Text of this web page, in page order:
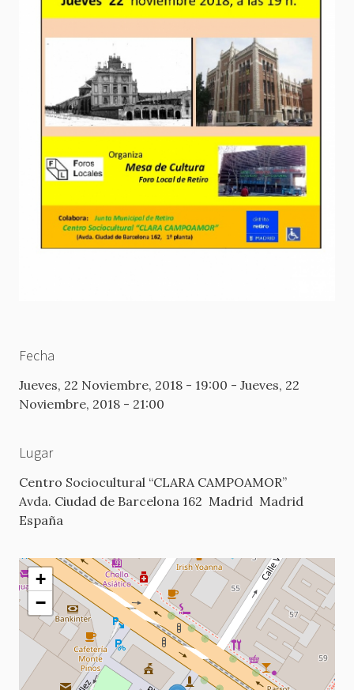
Fecha
Jueves, 22 Noviembre, 2018 - 19:00 - Jueves, 22
Noviembre, 2018 - 21:00
Lugar
Centro Sociocultural “CLARA CAMPOAMOR”
Avda. Ciudad de Barcelona 162 Madrid Madrid
España
+
−